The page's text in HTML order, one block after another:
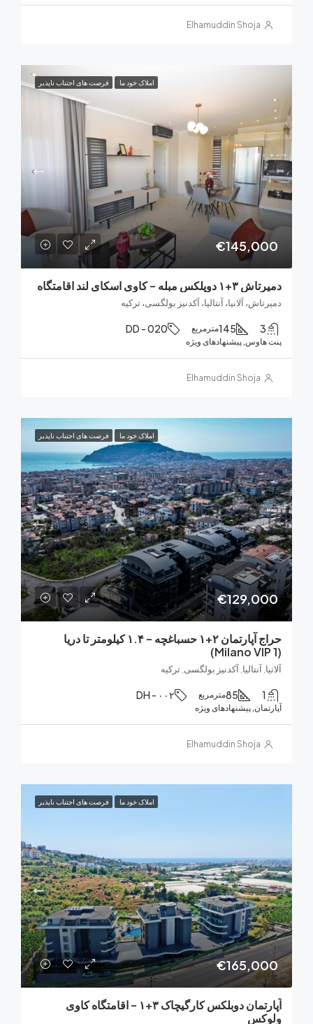
Elhamuddin Shoja
فرصت های اجتناب ناپذیر
آلانیا، آنتالیا، آکدنیز بولگسی، ترکیه
145 مترمربع DD - 020
پیشنهادهای ویژه
Elhamuddin Shoja
فرصت های اجتناب ناپذیر
حراج آپارتمان ۲+۱ حسباغچه – ۱.۴ کیلومتر تا دریا
آنتالیا, آکدنیز بولگسی, ترکیه
85مترمربع DH - ۰۰۲
پیشنهادهای ویژه
Elhamuddin Shoja
فرصت های اجتناب ناپذیر
آپارتمان دوبلکس کارگیچاک ۳+۱ – اقامتگاه کاوی